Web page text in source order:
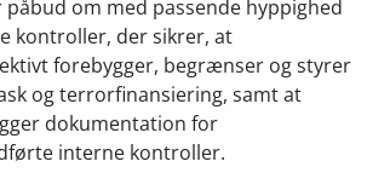
om med passende hyppighed
kontroller, der sikrer, at
forebygger, begrænser og styrer
og terrorfinansiering, samt at
dokumentation for
interne kontroller.